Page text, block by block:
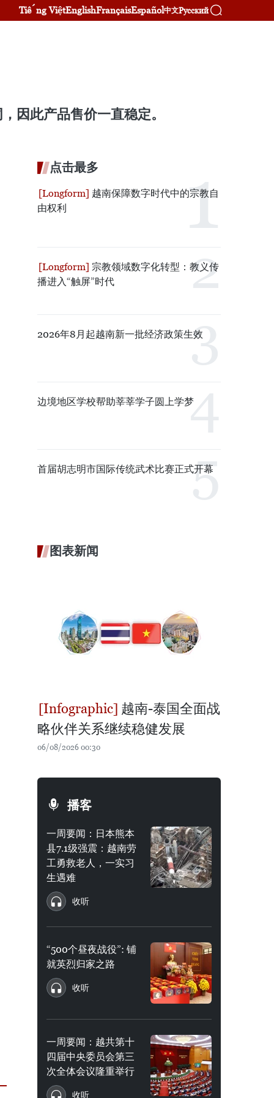
Tiếng ViệtEnglishFrançaisEspañol中文Русский
因此产品售价一直稳定。
点击最多
越南保障数字时代中的宗教自
由权利
宗教领域数字化转型：教义传
播进入“触屏”时代
2026年8月起越南新一批经济政策生效
边境地区学校帮助莘莘学子圆上学梦
首届胡志明市国际传统武术比赛正式开幕
图表新闻
越南-泰国全面战
略伙伴关系继续稳健发展
06/08/2026 00:30
播客
一周要闻：日本熊本
县7.1级强震：越南劳
工勇救老人，一实习
生遇难
收听
“500个昼夜战役”: 铺
就英烈归家之路
收听
一周要闻：越共第十
四届中央委员会第三
次全体会议隆重举行
收听